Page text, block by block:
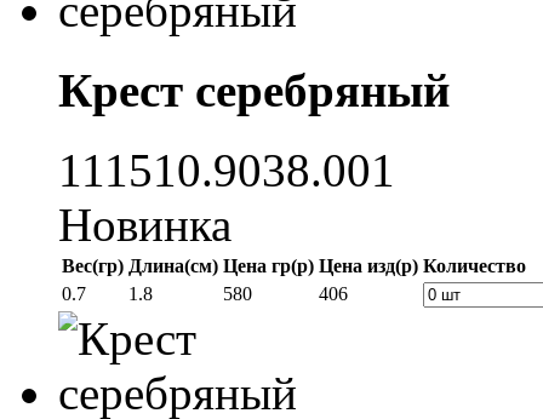
Крест серебряный
111510.9038.001
Новинка
Вес(гр) Длина(см) Цена гр(р) Цена изд(р) Количество
0.7
1.8 580 406